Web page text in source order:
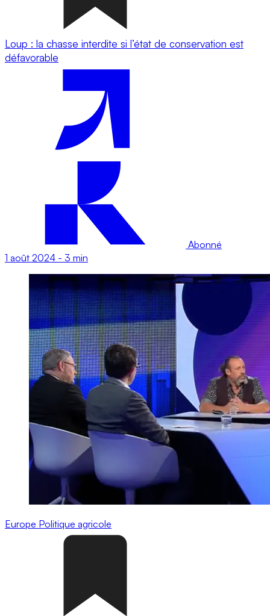
Loup : la chasse interdite si l’état de conservation est
défavorable
Abonné
1 août 2024 - 3 min
Europe Politique agricole